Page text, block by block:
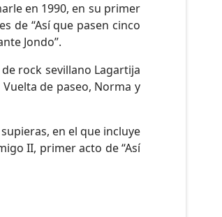
en 1990, en su primer
de “Así que pasen cinco
Jondo”.
rock sevillano Lagartija
de paseo, Norma y
en el que incluye
II, primer acto de “Así